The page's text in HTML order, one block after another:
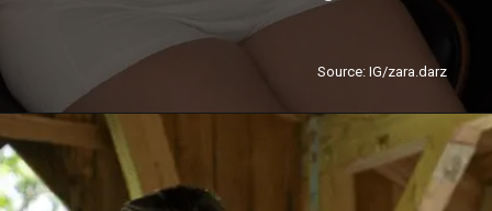
Source: IG/zara.darz